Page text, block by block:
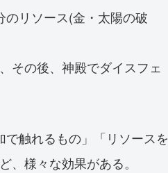
リソース(金・太陽の破
その後、神殿でダイスフェ
触れるもの」「リソースを
様々な効果がある。